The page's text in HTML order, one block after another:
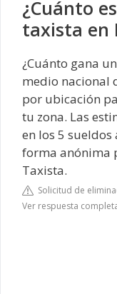
¿Cuánto
taxista en
¿Cuánto gana
medio nacional
por ubicación
tu zona. Las
en los 5
forma anónima
Taxista.
Solicitud de
Ver respuesta